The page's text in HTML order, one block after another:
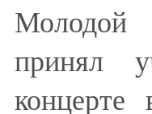
Молодой
принял